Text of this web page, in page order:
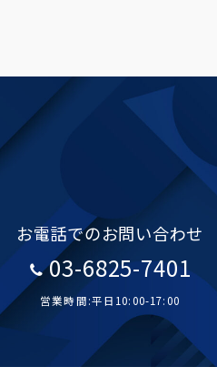
お電話でのお問い合わせ
03-6825-7401
営業時間:平日10:00-17:00